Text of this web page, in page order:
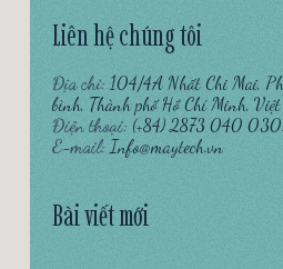
Liên hệ chúng tôi
Địa chỉ: 104/4A Nhất Chi Mai,
bình, Thành phố Hồ Chí Minh,
Điện thoại: (+84) 2873 040 030.
E-mail: Info@maytech.vn
Bài viết mới